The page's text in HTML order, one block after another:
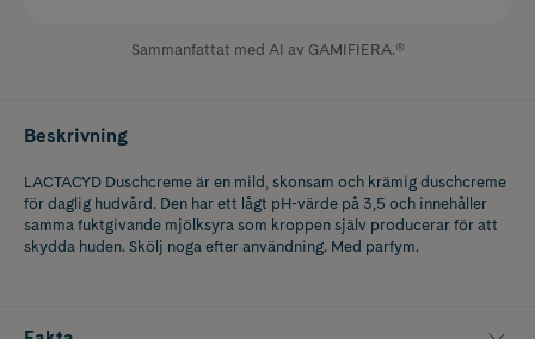
Sammanfattat med AI av GAMIFIERA.®
Beskrivning
LACTACYD Duschcreme är en mild, skonsam och krämig duschcreme
för daglig hudvård. Den har ett lågt pH-värde på 3,5 och innehåller
samma fuktgivande mjölksyra som kroppen själv producerar för att
skydda huden. Skölj noga efter användning. Med parfym.